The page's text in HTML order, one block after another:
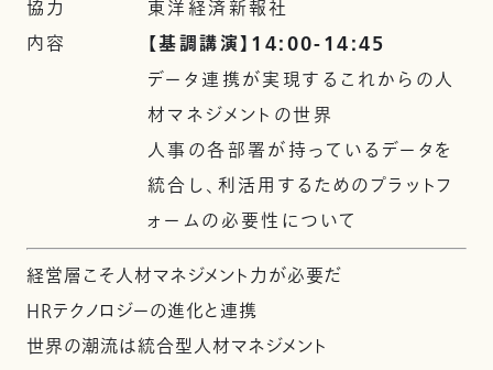
協力
東洋経済新報社
内容
【基調講演】14:00-14:45
データ連携が実現するこれからの人
材マネジメントの世界
人事の各部署が持っているデータを
統合し、利活用するためのプラットフ
ォームの必要性について
経営層こそ人材マネジメント力が必要だ
HRテクノロジーの進化と連携
世界の潮流は統合型人材マネジメント